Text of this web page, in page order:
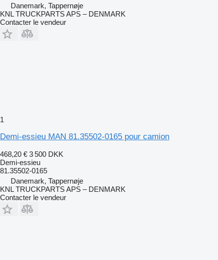
Danemark, Tappernøje
KNL TRUCKPARTS APS – DENMARK
Contacter le vendeur
1
Demi-essieu MAN 81.35502-0165 pour camion
468,20 € 3 500 DKK
Demi-essieu
81.35502-0165
Danemark, Tappernøje
KNL TRUCKPARTS APS – DENMARK
Contacter le vendeur